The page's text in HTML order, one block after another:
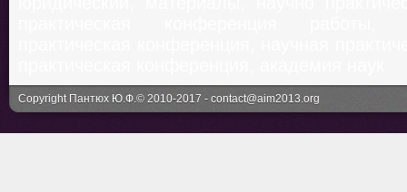
Copyright Пантюх Ю.Ф.© 2010-2017 - contact@aim2013.org